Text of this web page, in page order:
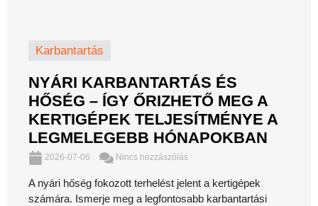
Karbantartás
NYÁRI KARBANTARTÁS ÉS
HŐSÉG – ÍGY ŐRIZHETŐ MEG A
KERTIGÉPEK TELJESÍTMÉNYE A
LEGMELEGEBB HÓNAPOKBAN
2026-07-06 Nincs hozzászólás
A nyári hőség fokozott terhelést jelent a kertigépek
számára. Ismerje meg a legfontosabb karbantartási